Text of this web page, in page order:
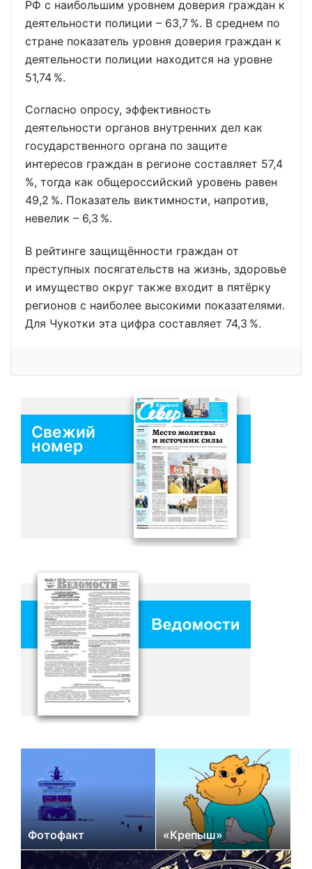
РФ с наибольшим уровнем доверия граждан к
деятельности полиции – 63,7 %. В среднем по
стране показатель уровня доверия граждан к
деятельности полиции находится на уровне
51,74 %.
Согласно опросу, эффективность
деятельности органов внутренних дел как
государственного органа по защите
интересов граждан в регионе составляет 57,4
%, тогда как общероссийский уровень равен
49,2 %. Показатель виктимности, напротив,
невелик – 6,3 %.
В рейтинге защищённости граждан от
преступных посягательств на жизнь, здоровье
и имущество округ также входит в пятёрку
регионов с наиболее высокими показателями.
Для Чукотки эта цифра составляет 74,3 %.
Свежий
номер
Фотофакт «Крепыш»